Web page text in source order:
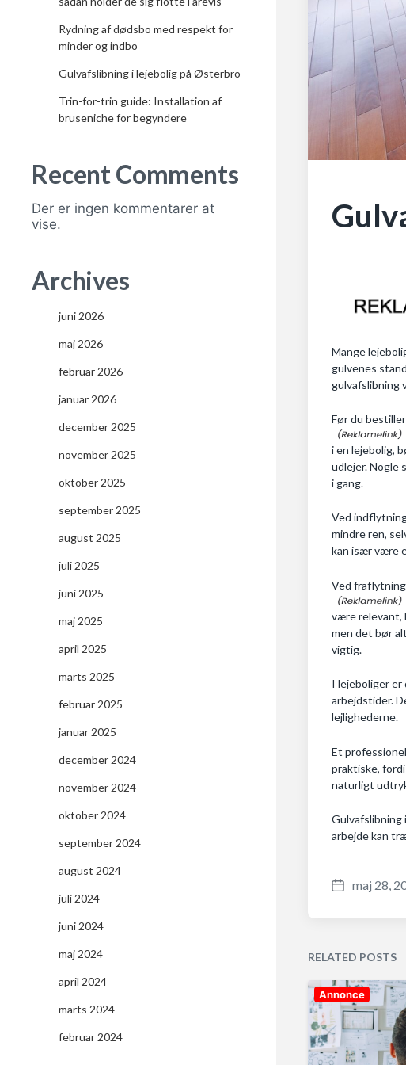
Rydning af dødsbo med respekt for
minder og indbo
Gulvafslibning i lejebolig på Østerbro
Trin-for-trin guide: Installation af
bruseniche for begyndere
Recent Comments
Der er ingen kommentarer at
vise.
Archives
juni 2026
maj 2026
februar 2026
januar 2026
december 2025
november 2025
oktober 2025
september 2025
august 2025
juli 2025
juni 2025
maj 2025
april 2025
marts 2025
februar 2025
januar 2025
december 2024
november 2024
oktober 2024
september 2024
august 2024
juli 2024
juni 2024
maj 2024
april 2024
marts 2024
februar 2024
Mange
gulvenes
gulvafslibning
Før du bestiller
i en lejebolig,
udlejer. Nogle
i gang.
Ved
mindre ren,
kan især være
Ved
være relevant,
men det bør
vigtig.
I lejeboliger
arbejdstider.
lejlighederne.
Et
praktiske,
naturligt
Gulvafslibning
arbejde kan
P
t
a
t
e
maj 28,
RELATED POSTS
Annonce